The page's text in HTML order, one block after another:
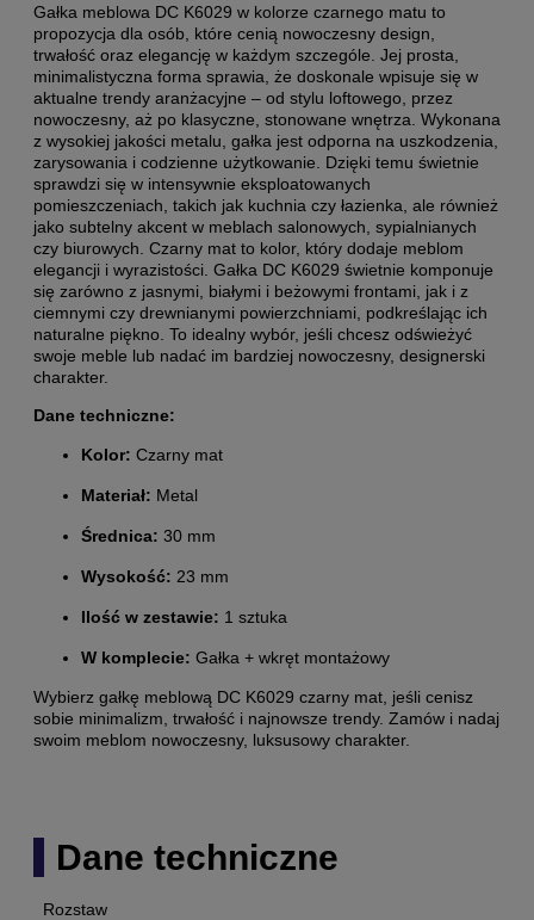
Gałka meblowa DC K6029 w kolorze czarnego matu to
propozycja dla osób, które cenią nowoczesny design,
trwałość oraz elegancję w każdym szczególe. Jej prosta,
minimalistyczna forma sprawia, że doskonale wpisuje się w
aktualne trendy aranżacyjne – od stylu loftowego, przez
nowoczesny, aż po klasyczne, stonowane wnętrza. Wykonana
z wysokiej jakości metalu, gałka jest odporna na uszkodzenia,
zarysowania i codzienne użytkowanie. Dzięki temu świetnie
sprawdzi się w intensywnie eksploatowanych
pomieszczeniach, takich jak kuchnia czy łazienka, ale również
jako subtelny akcent w meblach salonowych, sypialnianych
czy biurowych. Czarny mat to kolor, który dodaje meblom
elegancji i wyrazistości. Gałka DC K6029 świetnie komponuje
się zarówno z jasnymi, białymi i beżowymi frontami, jak i z
ciemnymi czy drewnianymi powierzchniami, podkreślając ich
naturalne piękno. To idealny wybór, jeśli chcesz odświeżyć
swoje meble lub nadać im bardziej nowoczesny, designerski
charakter.
Dane techniczne:
Kolor: Czarny mat
Materiał: Metal
Średnica: 30 mm
Wysokość: 23 mm
Ilość w zestawie: 1 sztuka
W komplecie: Gałka + wkręt montażowy
Wybierz gałkę meblową DC K6029 czarny mat, jeśli cenisz
sobie minimalizm, trwałość i najnowsze trendy. Zamów i nadaj
swoim meblom nowoczesny, luksusowy charakter.
Dane techniczne
Rozstaw